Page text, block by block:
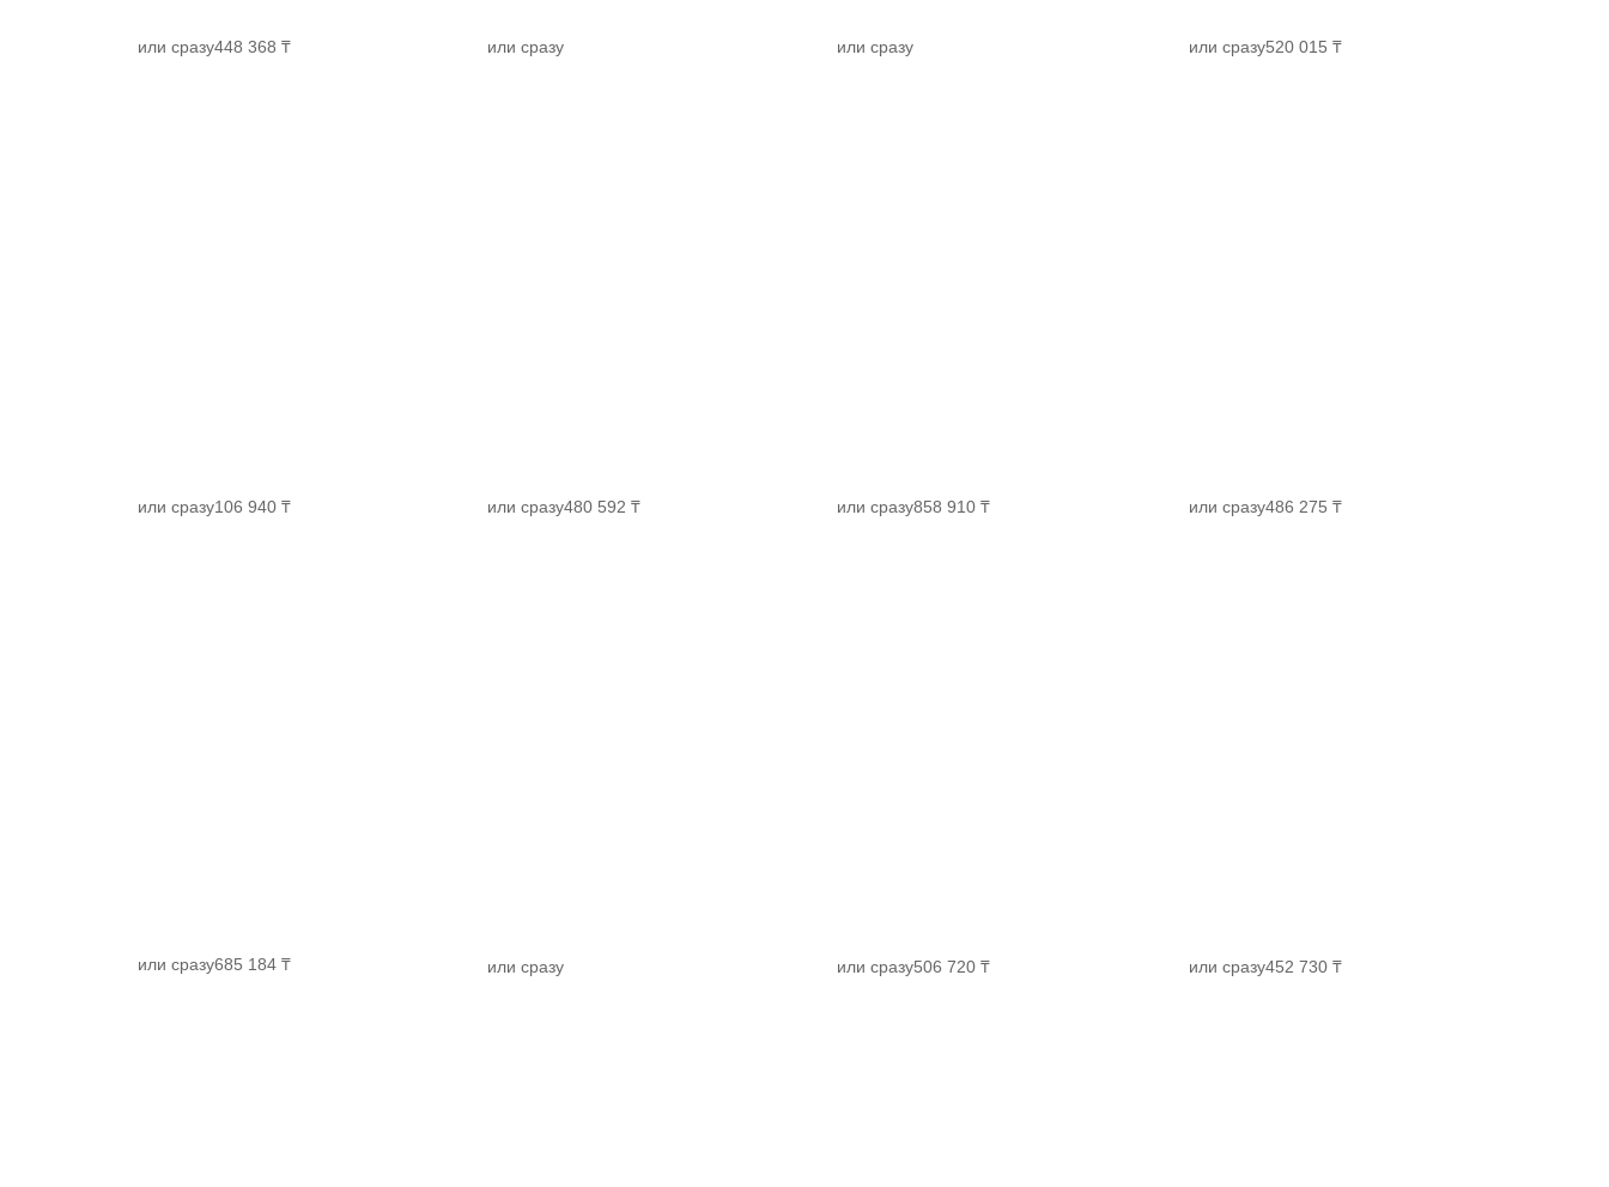
или сразу или сразу
или сразу480 592 ₸
или сразу520 015 ₸
или сразу858 910 ₸
или сразу506 720 ₸
или сразу
или сразу685 184 ₸ или сразу452 730 ₸
или сразу448 368 ₸
или сразу106 940 ₸ или сразу486 275 ₸